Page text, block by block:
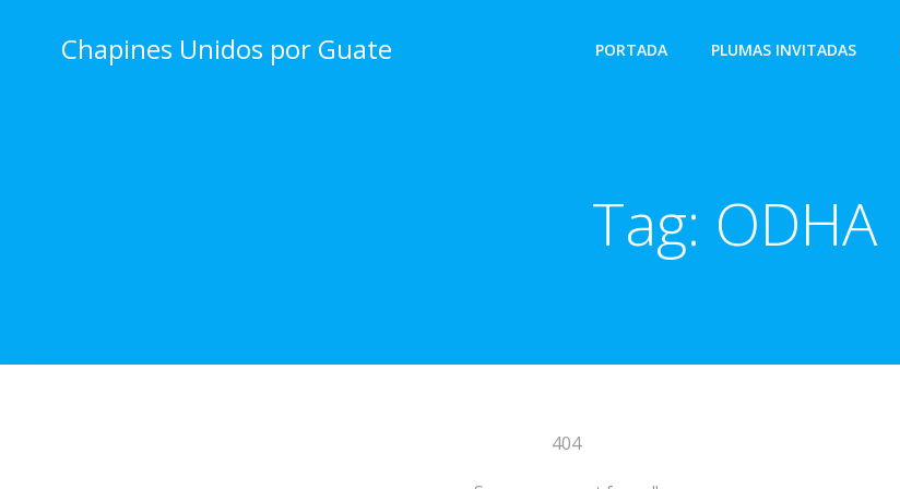
Chapines Unidos por Guate PORTADA PLUMAS INVITADAS
Tag: ODHA
404